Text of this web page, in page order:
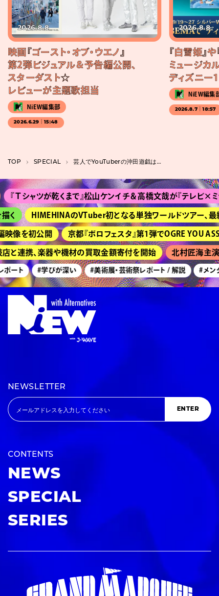
2026.8.8
映画『ゴースト・オブ・ウエノ』
第2弾ビジュアル＆予告編公開、
スターダスト☆
レビューが主題歌担当
NiEW編集部
2026.6.29｜15:48
2026.8.8
『白雪姫』
ミュージカル
ディズニー
NiEW編集
2026.8.7｜18:57
TOP SPECIAL 芸人でYouTuberの沖田遊戯は、『古畑任三郎』をきっかけに作品を語り始めた
シャツが乾くまで』松山ケンイチ＆高橋文哉が『テレビ×ミセス
HIMEHINAのVTuber初となる単独ワールドツアー、最終
を初公開 京都『ボロフェスタ』第1弾でOGRE YOU
携、楽器や機材の買取金額寄付を開始 北村匠海主演、
ト #学びが深い #美術展・芸術祭レポート / 解説 #メンタ
NEWSLETTER
ENTER
CONTENTS
NEWS
SPECIAL
SERIES